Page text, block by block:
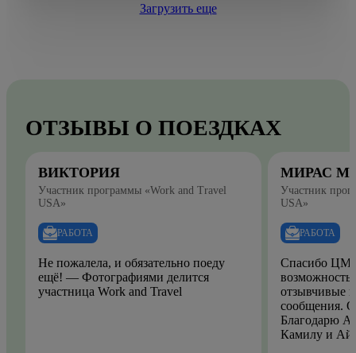
Загрузить еще
ОТЗЫВЫ О ПОЕЗДКАХ
ВИКТОРИЯ
Участник программы «Work and Travel
USA»
РАБОТА
Не пожалела, и обязательно поеду
ещё! — Фотографиями делится
участница Work and Travel
МИРАС
Участник
USA»
РАБОТА
Спасибо ЦМО
отзывчивые
сообщения.
Благодарю
Камилу и